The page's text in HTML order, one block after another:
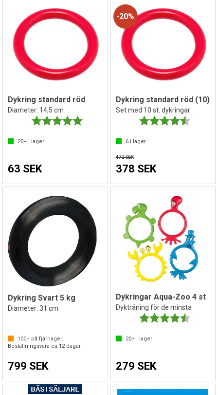
Dykring standard röd
Diameter: 14,5 cm
Betyg:
5.0 utav 5 stjärnor
20+ i lager
63 SEK
20%
Dykring standard röd (10)
Set med 10 st. dykringar
Betyg:
6i lager
472 SEK
378 SEK
Dykring Svart 5 kg
Diameter: 31 cm
100+ på fjärrlager.
Beställningsvara ca.12dagar
799 SEK
Dykringar Aqua-Zoo 4 st
Dykträning för de minsta
Betyg:
20+i lager
279 SEK